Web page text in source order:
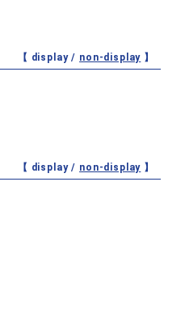
【 display / non-display 】
【 display / non-display 】